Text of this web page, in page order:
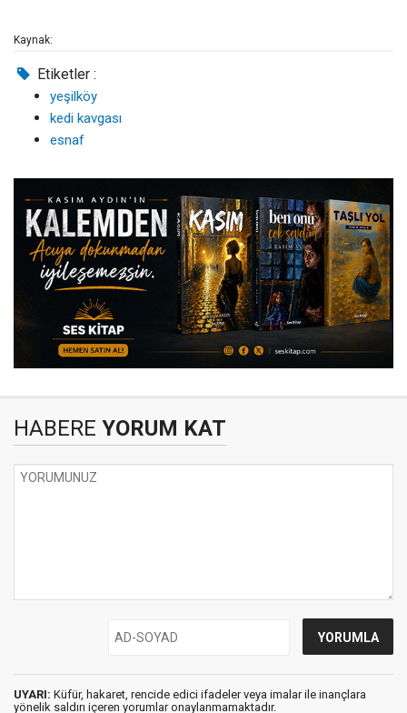
Kaynak:
Etiketler :
yeşilköy
kedi kavgası
esnaf
HABERE YORUM KAT
UYARI: Küfür, hakaret, rencide edici ifadeler veya imalar ile inançlara
yönelik saldırı içeren yorumlar onaylanmamaktadır.